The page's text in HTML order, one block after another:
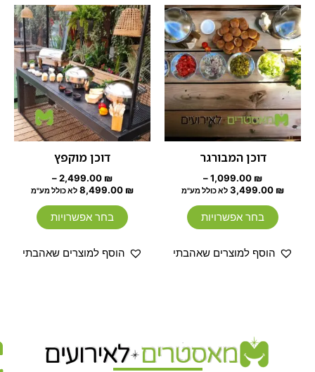
דוכן המבורגר
1,099.00 ₪
–
3,499.00 ₪
טווח
מחירים:
עד
לא כולל מע"מ
בחר אפשרויות
למוצר
זה
יש
מספר
סוגים.
ניתן
לבחור
את
הוסף למוצרים שאהבתי
דוכן מוקפץ
2,499.00 ₪
–
8,499.00 ₪
טווח
מחירים:
עד
לא כולל מע"מ
בחר אפשרויות
למוצר
זה
יש
מספר
סוגים.
ניתן
לבחור
את
הוסף למוצרים שאהבתי